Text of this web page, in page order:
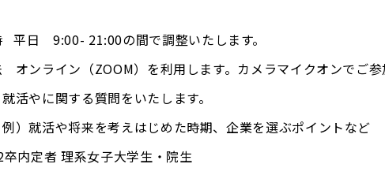
平日 9:00- 21:00の間で調整いたします。
ンライン（ZOOM）を利用します。カメラマイクオンでご参
やに関する質問をいたします。
や将来を考えはじめた時期、企業を選ぶポイントなど
内定者 理系女子大学生・院生